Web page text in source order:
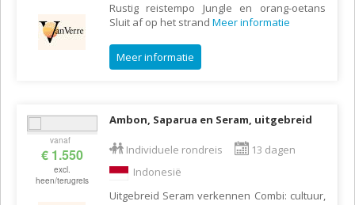
Rustig reistempo Jungle en orang-oetans
Sluit af op het strand Meer informatie
Meer informatie
vanaf
€ 1.550
excl.
heen/terugreis
Ambon, Saparua en Seram, uitgebreid
Individuele rondreis
13 dagen
Indonesië
Uitgebreid Seram verkennen Combi: cultuur,